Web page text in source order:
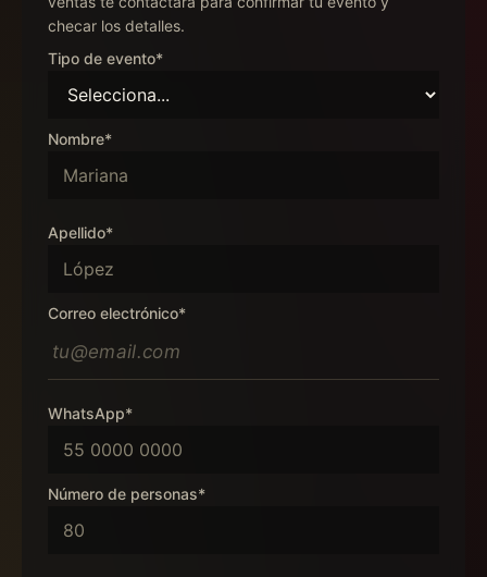
checar los detalles.
Tipo de evento*
Nombre*
Apellido*
Correo electrónico*
WhatsApp*
Número de personas*